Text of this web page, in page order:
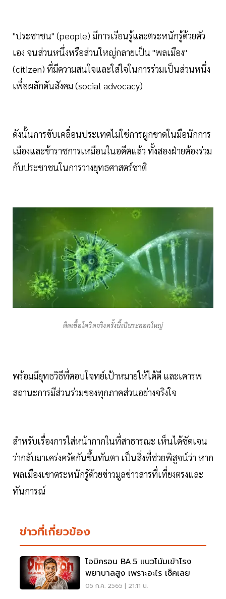
"ประชาชน" (people) มีการเรียนรู้และตระหนักรู้ด้วยตัว
เอง จนส่วนหนึ่งหรือส่วนใหญ่กลายเป็น "พลเมือง"
(citizen) ที่มีความสนใจและใส่ใจในการร่วมเป็นส่วนหนึ่ง
เพื่อผลักดันสังคม (social advocacy)
ดังนั้นการขับเคลื่อนประเทศไม่ใช่การผูกขาดในมือนักการ
เมืองและข้าราชการเหมือนในอดีตแล้ว ทั้งสองฝ่ายต้องร่วม
กับประชาชนในการวางยุทธศาสตร์ชาติ
ติดเชื้อโควิดจริงครั้งนี้เป็นระลอกใหญ่
พร้อมมียุทธวิธีที่ตอบโจทย์เป้าหมายให้ได้ดี และเคารพ
สถานะการมีส่วนร่วมของทุกภาคส่วนอย่างจริงใจ
สำหรับเรื่องการใส่หน้ากากในที่สาธารณะ เห็นได้ชัดเจน
ว่ากลับมาเคร่งครัดกันขึ้นทันตา เป็นสิ่งที่ช่วยพิสูจน์ว่า หาก
พลเมืองเขาตระหนักรู้ด้วยข่าวมูลข่าวสารที่เที่ยงตรงและ
ทันการณ์
ข่าวที่เกี่ยวข้อง
โอมิครอน BA.5 แนวโน้มเข้าโรง
พยาบาลสูง เพราะอะไร เช็คเลย
05 ก.ค. 2565 | 21:11 น.